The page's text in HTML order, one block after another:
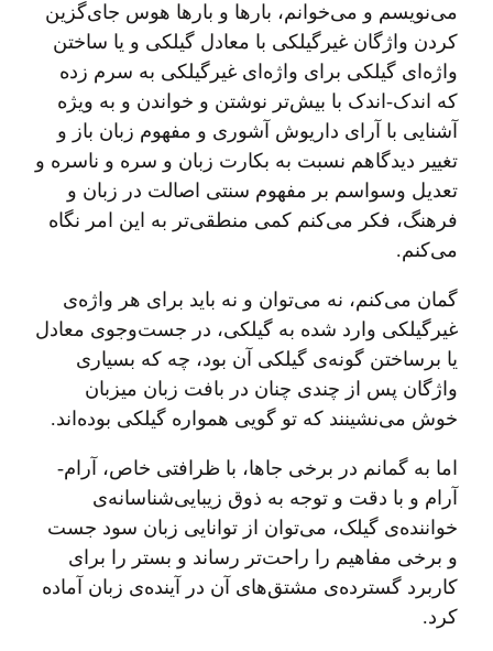
می‌نویسم و می‌خوانم، بارها و بارها هوس جای‌گزین
کردن واژگان غیرگیلکی با معادل گیلکی و یا ساختن
واژه‌ای گیلکی برای واژه‌ای غیرگیلکی به سرم زده
که اندک-اندک با بیش‌تر نوشتن و خواندن و به ویژه
آشنایی با آرای داریوش آشوری و مفهوم زبان باز و
تغییر دیدگاهم نسبت به بکارت زبان و سره و ناسره و
تعدیل وسواسم بر مفهوم سنتی اصالت در زبان و
فرهنگ، فکر می‌کنم کمی منطقی‌تر به این امر نگاه
می‌کنم.
گمان می‌کنم، نه می‌توان و نه باید برای هر واژه‌ی
غیرگیلکی وارد شده به گیلکی، در جست‌وجوی معادل
یا برساختن گونه‌ی گیلکی آن بود، چه که بسیاری
واژگان پس از چندی چنان در بافت زبان میزبان
خوش می‌نشینند که تو گویی همواره گیلکی بوده‌اند.
اما به گمانم در برخی جاها، با ظرافتی خاص، آرام-
آرام و با دقت و توجه به ذوق زیبایی‌شناسانه‌ی
خواننده‌ی گیلک، می‌توان از توانایی زبان سود جست
و برخی مفاهیم را راحت‌تر رساند و بستر را برای
کاربرد گسترده‌ی مشتق‌های آن در آینده‌ی زبان آماده
کرد.